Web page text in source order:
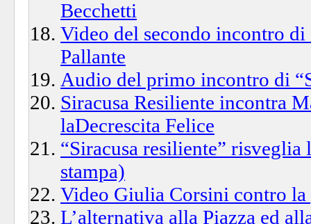
Becchetti
Video del secondo incontro
Pallante
Audio del primo incontro di
Siracusa Resiliente incontra
laDecrescita Felice
“Siracusa resiliente”
stampa)
Video Giulia Corsini contro
L’alternativa alla Piazza ed